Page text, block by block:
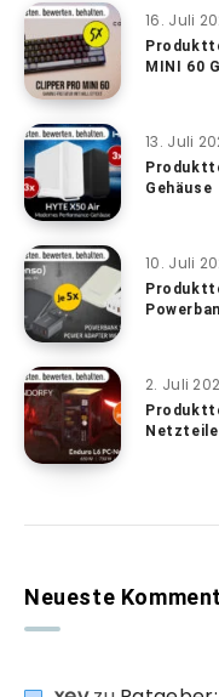
16. Juli
MINI 60
13. Juli
Gehäuse
10. Juli
2. Juli
Netzteile
Neueste